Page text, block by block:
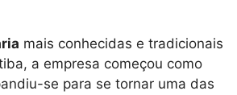
mais conhecidas e tradicionais
a empresa começou como
se para se tornar uma das